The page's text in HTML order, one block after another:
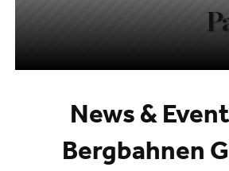
News &
Bergbahnen